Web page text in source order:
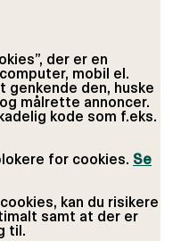
der er en
mobil el.
genkende den, huske
målrette annoncer.
kode som f.eks.
for cookies. Se
kan du risikere
samt at der er
til.